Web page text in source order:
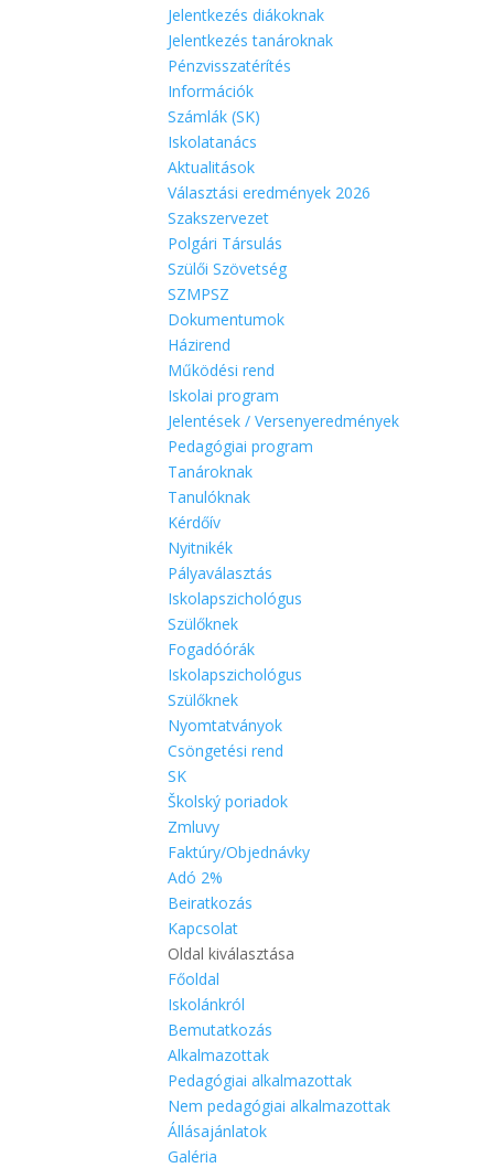
Jelentkezés diákoknak
Jelentkezés tanároknak
Pénzvisszatérítés
Információk
Számlák (SK)
Iskolatanács
Aktualitások
Választási eredmények 2026
Szakszervezet
Polgári Társulás
Szülői Szövetség
SZMPSZ
Dokumentumok
Házirend
Működési rend
Iskolai program
Jelentések / Versenyeredmények
Pedagógiai program
Tanároknak
Tanulóknak
Kérdőív
Nyitnikék
Pályaválasztás
Iskolapszichológus
Szülőknek
Fogadóórák
Iskolapszichológus
Szülőknek
Nyomtatványok
Csöngetési rend
SK
Školský poriadok
Zmluvy
Faktúry/Objednávky
Adó 2%
Beiratkozás
Kapcsolat
Oldal kiválasztása
Főoldal
Iskolánkról
Bemutatkozás
Alkalmazottak
Pedagógiai alkalmazottak
Nem pedagógiai alkalmazottak
Állásajánlatok
Galéria